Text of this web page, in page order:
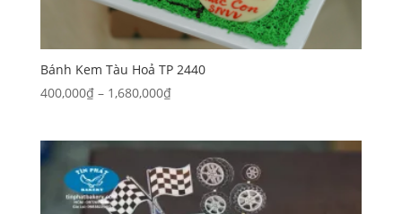
Bánh Kem Tàu Hoả TP 2440
400,000₫ – 1,680,000₫Khoảng
400,000₫
đến
1,680,000₫